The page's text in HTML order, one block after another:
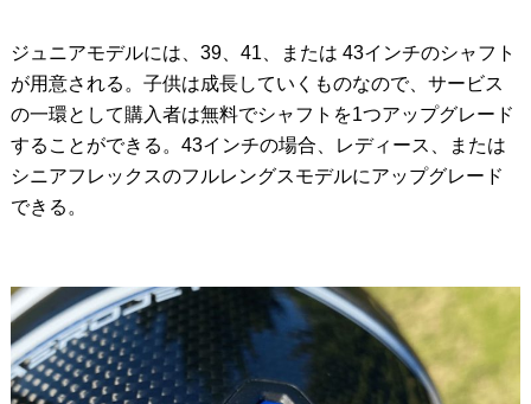
ジュニアモデルには、39、41、または 43インチのシャフト
が用意される。子供は成長していくものなので、サービス
の一環として購入者は無料でシャフトを1つアップグレード
することができる。43インチの場合、レディース、または
シニアフレックスのフルレングスモデルにアップグレード
できる。